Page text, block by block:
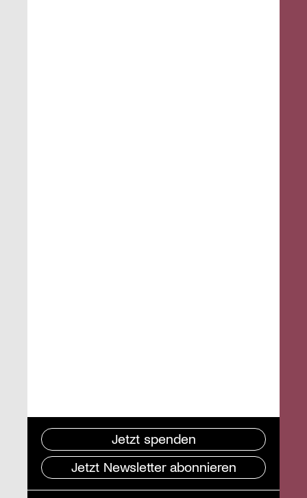
Jetzt spenden
Jetzt Newsletter abonnieren